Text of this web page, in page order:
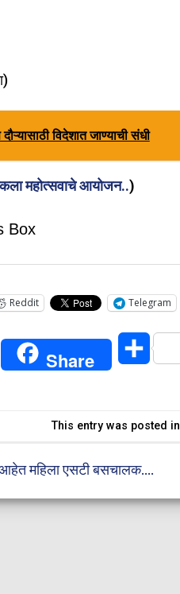
विदेशात जाण्याची संधी
महोत्सवाचे आयोजन..)
Box
Reddit Telegram
Twitter Share Share
This entry was posted in
आहेत महिला एसटी बसचालक….